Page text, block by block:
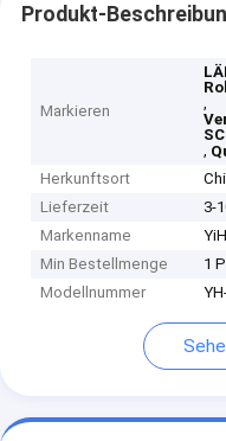
Produkt-
Markieren
,
,
Herkunftsort
Lieferzeit
3-
Markenname
Min Bestellmenge
1
Modellnummer